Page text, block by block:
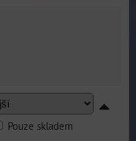
Pouze skladem